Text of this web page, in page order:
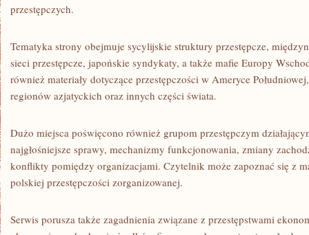
przestępczych.
Tematyka strony obejmuje sycylijskie struktury przestępcze,
sieci przestępcze, japońskie syndykaty, a także mafie Europy
również materiały dotyczące przestępczości w Ameryce
regionów azjatyckich oraz innych części świata.
Dużo miejsca poświęcono również grupom przestępczym
najgłośniejsze sprawy, mechanizmy funkcjonowania, zmiany
konflikty pomiędzy organizacjami. Czytelnik może zapoznać się z
polskiej przestępczości zorganizowanej.
Serwis porusza także zagadnienia związane z przestępstwami